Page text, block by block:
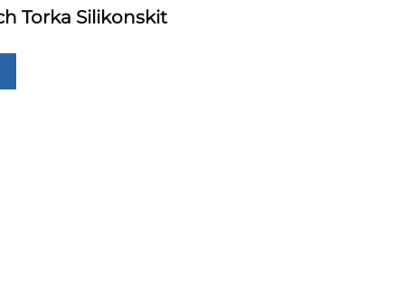
Torka Silikonskit